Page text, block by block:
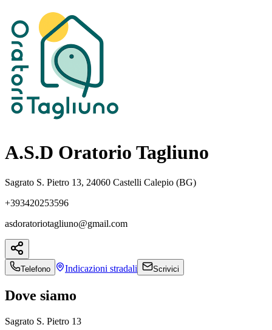
A.S.D Oratorio Tagliuno
Sagrato S. Pietro 13, 24060 Castelli Calepio (BG)
+393420253596
asdoratoriotagliuno@gmail.com
Telefono Indicazioni stradali Scrivici
Dove siamo
Sagrato S. Pietro 13